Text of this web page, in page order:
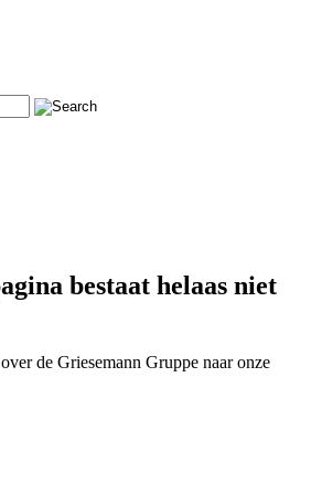
bestaat helaas niet
de Griesemann Gruppe naar onze